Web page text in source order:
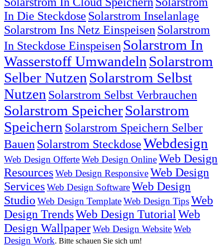
In Die Steckdose Solarstrom Inselanlage
Solarstrom Ins Netz Einspeisen Solarstrom
In Steckdose Einspeisen Solarstrom In
Wasserstoff Umwandeln Solarstrom
Selber Nutzen Solarstrom Selbst
Nutzen Solarstrom Selbst Verbrauchen
Solarstrom SpeicherSolarstrom
Speichern Solarstrom Speichern Selber
Bauen Solarstrom SteckdoseWebdesign
Web Design OfferteWeb Design OnlineWeb Design
ResourcesWeb Design ResponsiveWeb Design
ServicesWeb Design SoftwareWeb Design
Studio Web Design TemplateWeb Design TipsWeb
Design TrendsWeb Design Tutorial Web
Design WallpaperWeb Design WebsiteWeb
Design Work. Bitte schauen Sie sich um!